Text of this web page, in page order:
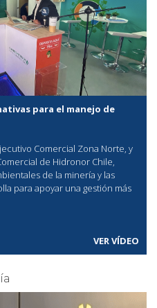
para el manejo de
Comercial Zona Norte, y
de Hidronor Chile,
de la minería y las
para apoyar una gestión más
VER VÍDEO